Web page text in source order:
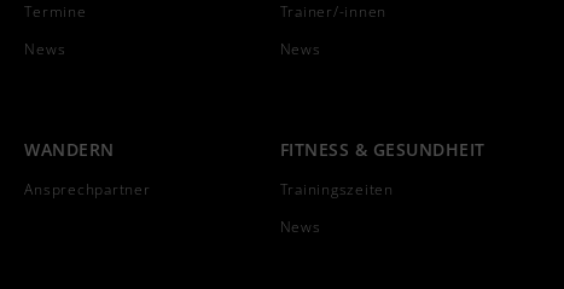
Termine
News
WANDERN
Ansprechpartner
Trainer/-innen
News
FITNESS & GESUNDHEIT
Trainingszeiten
News